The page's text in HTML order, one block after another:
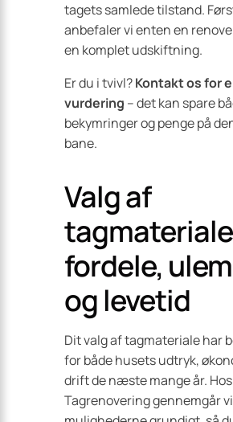
tagets samlede tilstand.
anbefaler vi enten en
en komplet udskiftning.
Er du i tvivl?Kontakt os for
vurdering – det kan spare
bekymringer og penge på
bane.
Valg af
fordele,
og levetid
Dit valg af tagmateriale har
for både husets udtryk,
drift de næste mange år.
Tagrenovering gennemgår